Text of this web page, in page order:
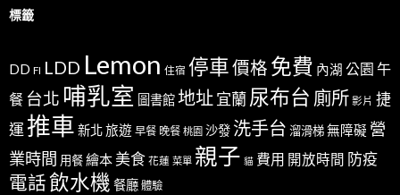
標籤
DD FI LDD Lemon 住宿 停車價格 免費 內湖 公園 午
餐 台北 哺乳室 圖書館地址宜蘭尿布台 廁所 影片 捷
運 推車 新北旅遊 早餐 晚餐 桃園 沙發 洗手台 溜滑梯無障礙 營
業時間 用餐繪本 美食 花蓮 菜單 親子 貓 費用 開放時間 防疫
電話飲水機 餐廳 體驗